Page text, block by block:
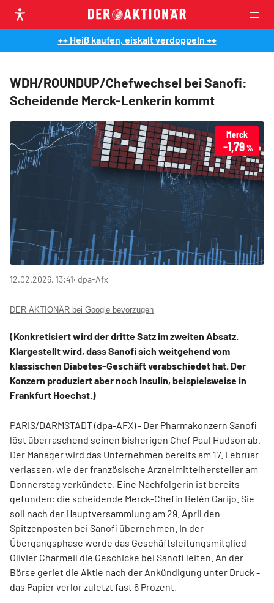
++ Heiß kaufen, eiskalt verdoppeln ++
WDH/ROUNDUP/Chefwechsel bei Sanofi:
Scheidende Merck-Lenkerin kommt
Merck
-1,79%
12.02.2026, 13:41‧ dpa-Afx
DER AKTIONÄR bei Google bevorzugen
(Konkretisiert wird der dritte Satz im zweiten Absatz.
Klargestellt wird, dass Sanofi sich weitgehend vom
klassischen Diabetes-Geschäft verabschiedet hat. Der
Konzern produziert aber noch Insulin, beispielsweise in
Frankfurt Hoechst.)
PARIS/DARMSTADT (dpa-AFX) - Der Pharmakonzern Sanofi
löst überraschend seinen bisherigen Chef Paul Hudson ab.
Der Manager wird das Unternehmen bereits am 17. Februar
verlassen, wie der französische Arzneimittelhersteller am
Donnerstag verkündete. Eine Nachfolgerin ist bereits
gefunden: die scheidende Merck-Chefin Belén Garijo. Sie
soll nach der Hauptversammlung am 29. April den
Spitzenposten bei Sanofi übernehmen. In der
Übergangsphase werde das Geschäftsleitungsmitglied
Olivier Charmeil die Geschicke bei Sanofi leiten. An der
Börse geriet die Aktie nach der Ankündigung unter Druck -
das Papier verlor zuletzt fast 6 Prozent.